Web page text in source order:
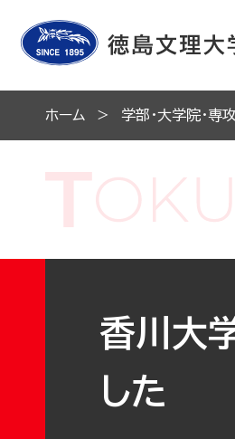
ホーム 学部・大学院・専
香川大
した